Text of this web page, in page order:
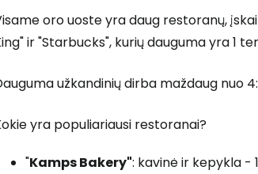
oro uoste yra daug restoranų,
ir "Starbucks", kurių dauguma yra 1
užkandinių dirba maždaug nuo
yra populiariausi restoranai?
"Kamps Bakery": kavinė ir kepykla -